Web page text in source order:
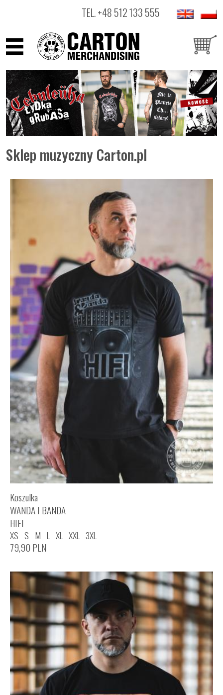
TEL.+48 512 133 555
ARTYŚCI
PRODUKTY
OUTLET
Sklep muzyczny Carton.pl
Koszulka
WANDA I BANDA
HIFI
XS S M L XL XXL 3XL
79,90 PLN